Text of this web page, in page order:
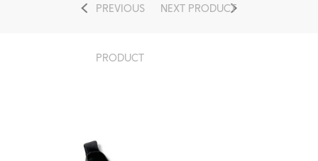
PREVIOUS
PRODUCT
NEXT PRODUCT